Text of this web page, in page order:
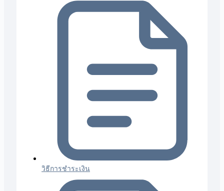
วิธีการชำระเงิน